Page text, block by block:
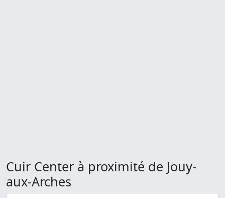
Cuir Center à proximité de Jouy-
aux-Arches